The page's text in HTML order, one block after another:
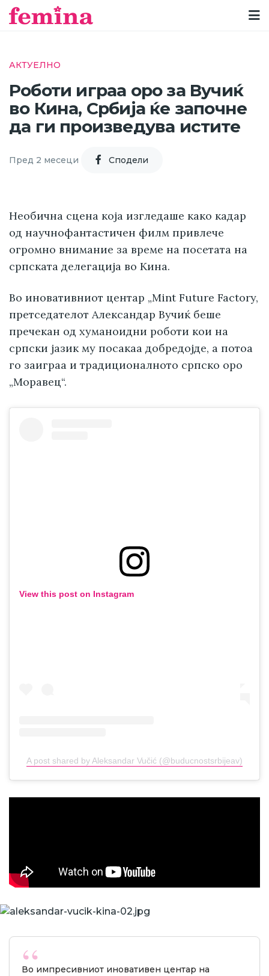
АКТУЕЛНО
Роботи играа оро за Вучиќ
во Кина, Србија ќе започне
да ги произведува истите
Пред 2 месеци Cподели
Необична сцена која изгледаше како кадар
од научнофантастичен филм привлече
огромно внимание за време на посетата на
српската делегација во Кина.
Во иновативниот центар „Mint Future Factory,
претседателот Александар Вучиќ беше
пречекан од хуманоидни роботи кои на
српски јазик му посакаа добредојде, а потоа
го заиграа и традиционалното српско оро
„Моравец“.
View this post on Instagram
A post shared by Aleksandar Vučić (@buducnostsrbijeav)
Во импресивниот иновативен центар на